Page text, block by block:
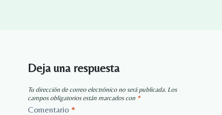
Deja una respuesta
Tu dirección de correo electrónico no será publicada. Los
campos obligatorios están marcados con *
Comentario *